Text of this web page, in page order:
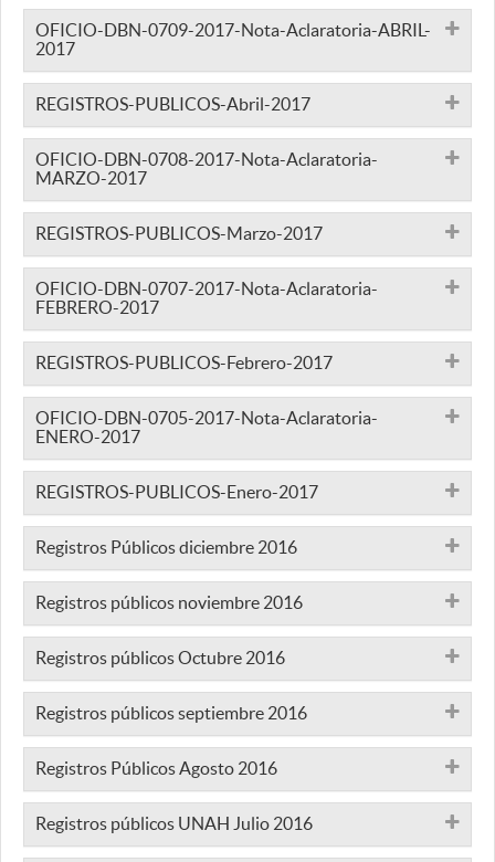
OFICIO-DBN-0709-2017-Nota-Aclaratoria-ABRIL-
2017
REGISTROS-PUBLICOS-Abril-2017
OFICIO-DBN-0708-2017-Nota-Aclaratoria-
MARZO-2017
REGISTROS-PUBLICOS-Marzo-2017
OFICIO-DBN-0707-2017-Nota-Aclaratoria-
FEBRERO-2017
REGISTROS-PUBLICOS-Febrero-2017
OFICIO-DBN-0705-2017-Nota-Aclaratoria-
ENERO-2017
REGISTROS-PUBLICOS-Enero-2017
Registros Públicos diciembre 2016
Registros públicos noviembre 2016
Registros públicos Octubre 2016
Registros públicos septiembre 2016
Registros Públicos Agosto 2016
Registros públicos UNAH Julio 2016